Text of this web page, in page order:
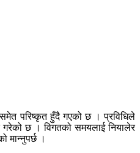
परिष्कृत हुँदै गएको छ । प्रविधिले
गरेको छ । विगतको समयलाई नियालेर
मान्नुपर्छ ।